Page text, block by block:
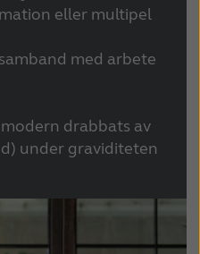
Netherlands
Suisse
eller multipel
med arbete
drabbats av
under graviditeten